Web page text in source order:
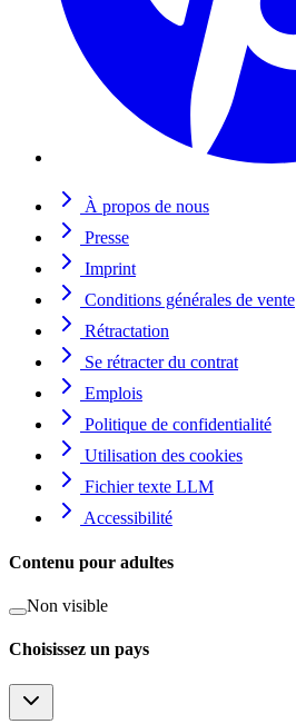
À propos de nous
Presse
Imprint
Conditions générales de vente
Rétractation
Se rétracter du contrat
Emplois
Politique de confidentialité
Utilisation des cookies
Fichier texte LLM
Accessibilité
Contenu pour adultes
Non visible
Choisissez un pays